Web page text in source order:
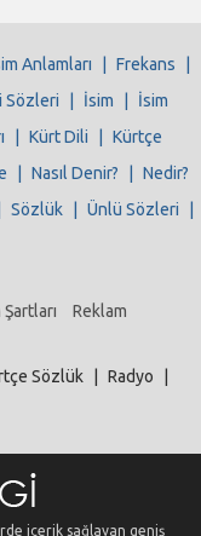
Anlamları Frekans
Sözleri İsim
İsim
Kürt Dili
Kürtçe
Nasıl Denir?
Nedir?
Sözlük Ünlü Sözleri
Reklam
Sözlük Radyo
içerik sağlayan geniş